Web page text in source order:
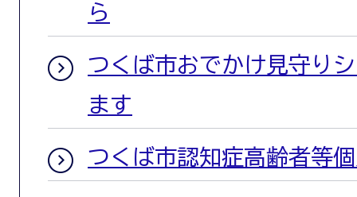
ら
つくば市おでかけ見守り
ます
つくば市認知症高齢者等